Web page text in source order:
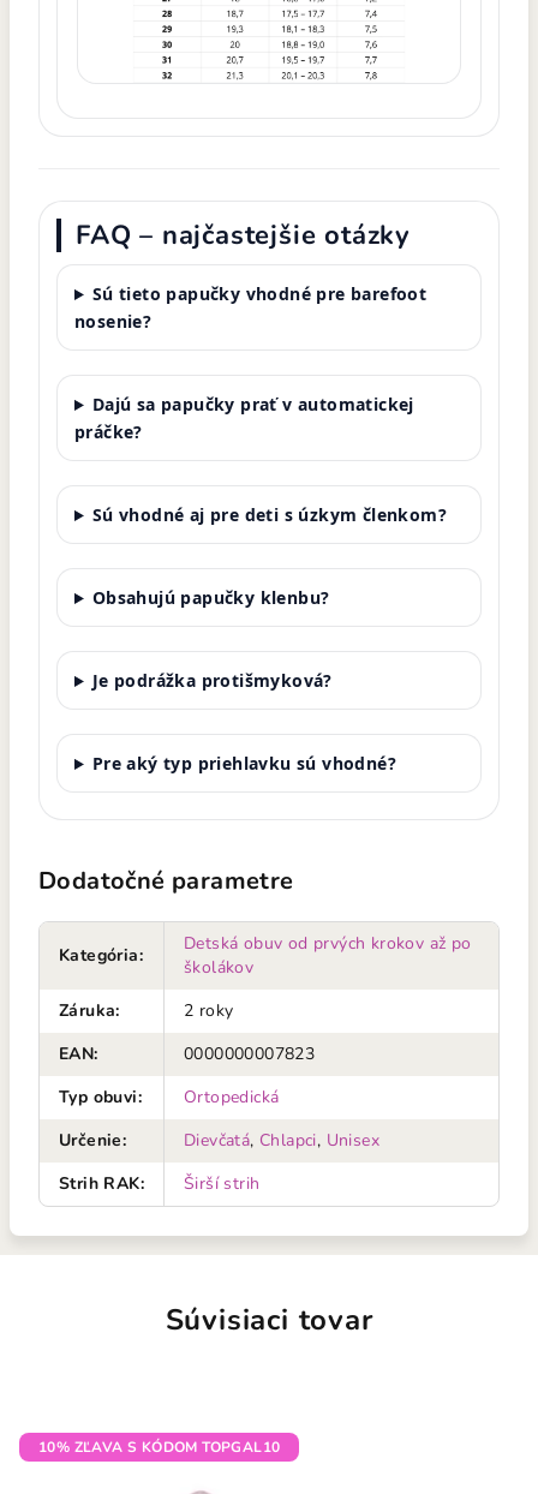
FAQ – najčastejšie otázky
Sú tieto papučky vhodné pre barefoot
nosenie?
Dajú sa papučky prať v automatickej
práčke?
Sú vhodné aj pre deti s úzkym členkom?
Obsahujú papučky klenbu?
Je podrážka protišmyková?
Pre aký typ priehlavku sú vhodné?
Dodatočné parametre
Kategória:
Detská obuv od prvých krokov až po
školákov
Záruka:
2 roky
EAN:
0000000007823
Typ obuvi:
Ortopedická
Určenie: Dievčatá, Chlapci, Unisex
Strih RAK: Širší strih
Súvisiaci tovar
10% ZĽAVA S KÓDOM TOPGAL10